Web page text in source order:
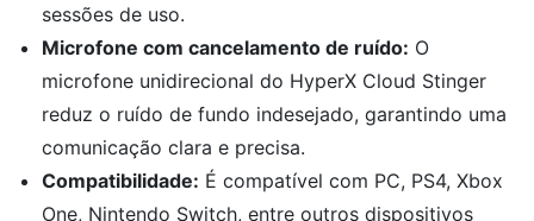
sessões de uso.
Microfone com cancelamento de ruído: O
microfone unidirecional do HyperX Cloud Stinger
reduz o ruído de fundo indesejado, garantindo uma
comunicação clara e precisa.
Compatibilidade: É compatível com PC, PS4, Xbox
One, Nintendo Switch, entre outros dispositivos